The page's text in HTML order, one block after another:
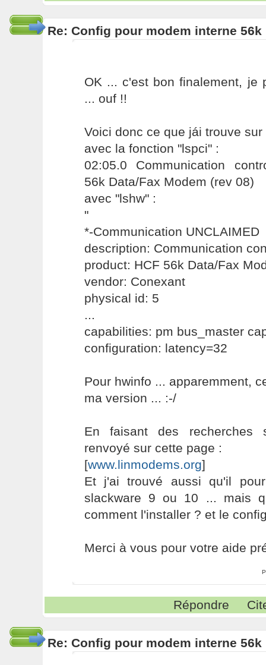
Re: Config pour modem interne 56k
OK ... c'est bon finalement, je
... ouf !!
Voici donc ce que jái trouve
avec la fonction "lspci" :
02:05.0 Communication
56k Data/Fax Modem (rev 08)
avec "lshw" :
"
*-Communication UNCLAIMED
description: Communication
product: HCF 56k Data/Fax
vendor: Conexant
physical id: 5
...
capabilities: pm bus_master
configuration: latency=32
Pour hwinfo ... apparemment,
ma version ... :-/
En faisant des recherches
renvoyé sur cette page :
[www.linmodems.org]
Et j'ai trouvé aussi qu'il
slackware 9 ou 10 ... mais
comment l'installer ? et le
Merci à vous pour votre aide
Répondre
Re: Config pour modem interne 56k